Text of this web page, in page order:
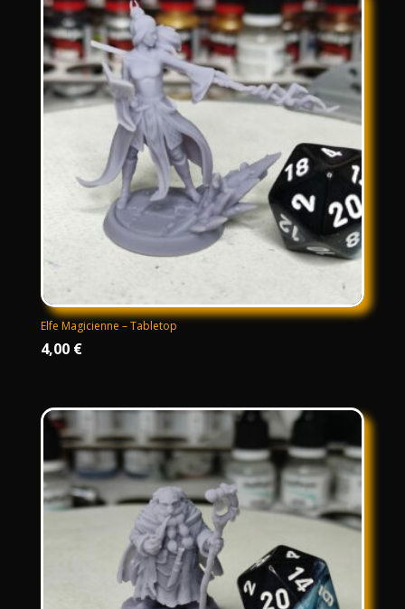
Elfe Magicienne – Tabletop
4,00 €